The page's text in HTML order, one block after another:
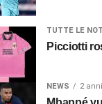
TUTTE LE
Picciotti
NEWS 2